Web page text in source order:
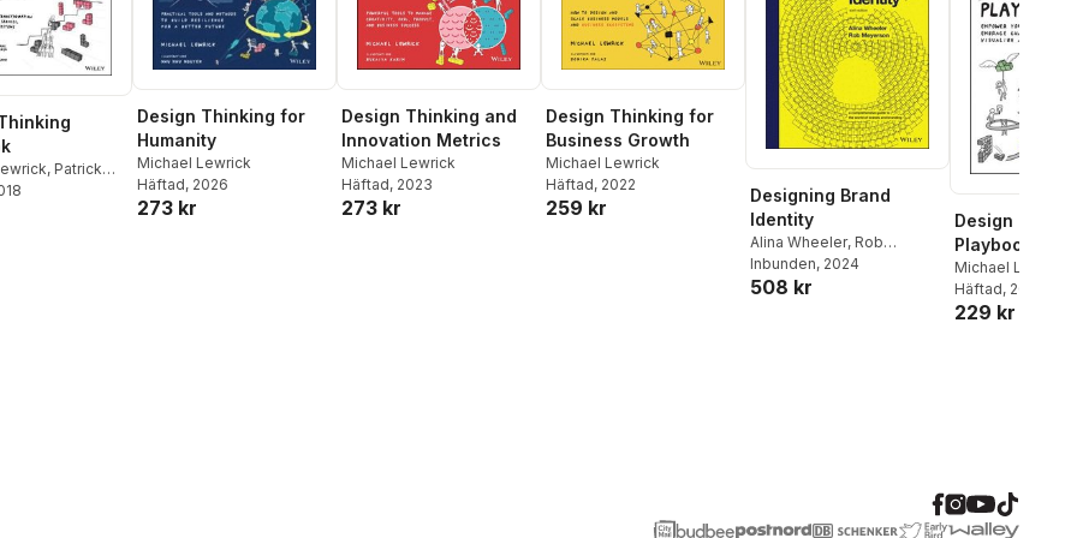
, Patrick
Leifer
Design Thinking for
Humanity
Michael Lewrick
Häftad, 2026
273 kr
Design Thinking and
Innovation Metrics
Michael Lewrick
Häftad, 2023
273 kr
Design Thinking for
Business Growth
Michael Lewrick
Häftad, 2022
259 kr
Designing Brand
Identity
Alina Wheeler, Rob
Meyerson
Inbunden, 2024
508 kr
Design
Playbook
Michael Lewrick
Thommen
Häftad, 2020
229 kr